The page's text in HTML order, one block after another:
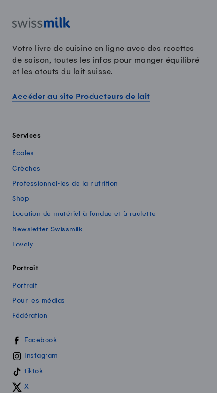
Votre livre de cuisine en ligne avec des recettes
de saison, toutes les infos pour manger équilibré
et les atouts du lait suisse.
Accéder au site Producteurs de lait
Services
Écoles
Crèches
Professionnel·les de la nutrition
Shop
Location de matériel à fondue et à raclette
Newsletter Swissmilk
Lovely
Portrait
Portrait
Pour les médias
Fédération
Swissmilk sur les réseaux sociaux
Facebook
Instagram
tiktok
X